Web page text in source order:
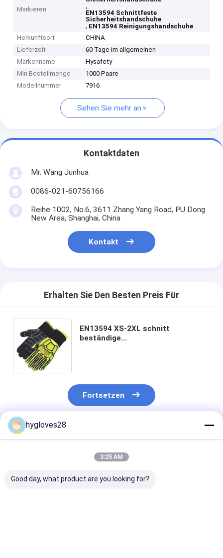
Markieren
,
EN13594 Schnittfeste
Sicherheitshandschuhe
, EN13594 Reinigungshandschuhe
Herkunftsort
CHINA
Lieferzeit
60 Tage im allgemeinen
Markenname
Hysafety
Min Bestellmenge
1000 Paare
Modellnummer
7916
Sehen Sie mehr an
Kontaktdaten
Mr. Wang Junhua
0086-021-60756166
Reihe 1002, No.6, 3611 Zhang Yang Road, PU Dong
New Area, Shanghai, China
Kontakt
Erhalten Sie Den Besten Preis Für
EN13594 XS-2XL schnitt
beständige
Fortsetzen
Empfohlene Produkte
hygloves28
3:25 AM
Good day, what product are you looking for?